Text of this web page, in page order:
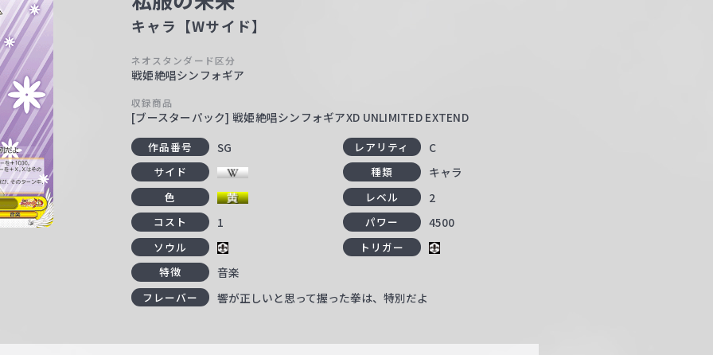
キャラ【Wサイド】
ネオスタンダード区分
戦姫絶唱シンフォギア
収録商品
[ブースターパック] 戦姫絶唱シンフォギアXD UNLIMITED EXTEND
作品番号 SG レアリティ C
サイド 種類 キャラ
色 レベル 2
コスト 1 パワー 4500
ソウル
トリガー
特徴
音楽
フレーバー 響が正しいと思って握った拳は、特別だよ